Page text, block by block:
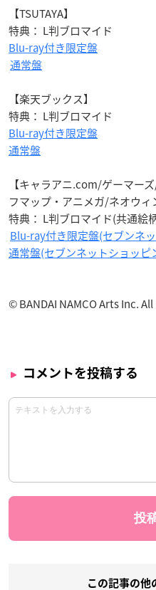
【TSUTAYA】
特典： L判ブロマイド
Blu-ray付き限定盤
通常盤
【楽天ブックス】
特典： L判ブロマイド
Blu-ray付き限定盤
通常盤
【キャラアニ.com/ゲーマー
フマップ・アニメガ/ネオウィ
特典： L判ブロマイド(共通絵
Blu-ray付き限定盤(セブンネ
通常盤(セブンネットショッピ
© BANDAI NAMCO Arts Inc.
コメントを投稿する
この記事の他